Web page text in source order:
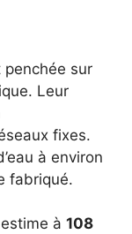
penchée sur
Leur
fixes.
à environ
fabriqué.
à 108